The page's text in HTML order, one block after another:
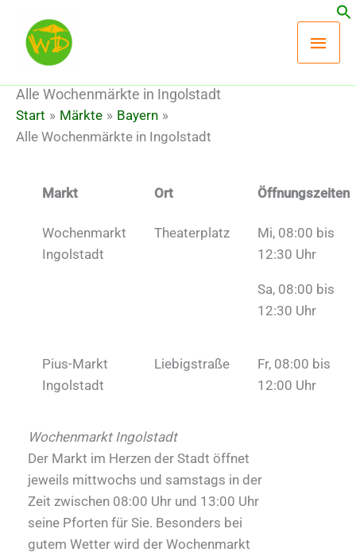
Inhalt
springen
Alle Wochenmärkte in Ingolstadt
Start Märkte
Bayern
Alle Wochenmärkte in Ingolstadt
Markt Ort Öffnungszeiten
Wochenmarkt
Ingolstadt
Theaterplatz
Mi, 08:00 bis
12:30 Uhr
Sa, 08:00 bis
12:30 Uhr
Pius-Markt
Ingolstadt
Liebigstraße
Fr, 08:00 bis
12:00 Uhr
Wochenmarkt Ingolstadt
Der Markt im Herzen der Stadt öffnet
jeweils mittwochs und samstags in der
Zeit zwischen 08:00 Uhr und 13:00 Uhr
seine Pforten für Sie. Besonders bei
gutem Wetter wird der Wochenmarkt